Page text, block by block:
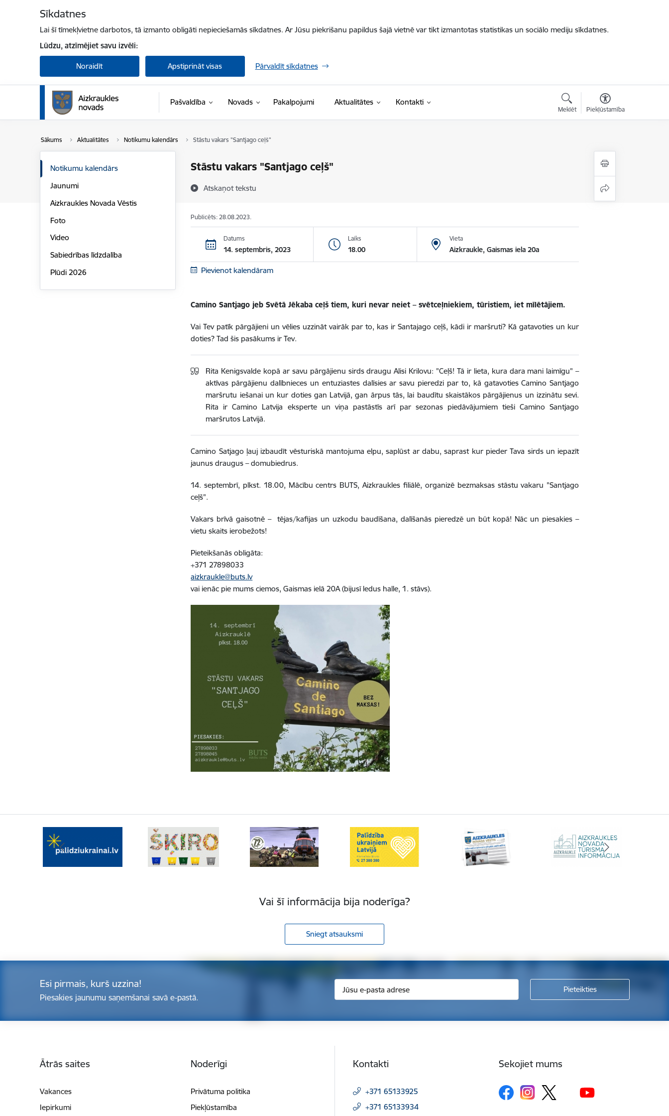
Sīkdatnes
Lai šī tīmekļvietne darbotos, tā izmanto obligāti nepieciešamās sīkdatnes. Ar Jūsu piekrišanu papildus šajā vietnē var tikt izmantotas statistikas un sociālo mediju sīkdatnes.
Lūdzu, atzīmējiet savu izvēli:
Noraidīt Apstiprināt visas Pārvaldīt sīkdatnes
Pašvaldība Novads Pakalpojumi Aktualitātes Kontakti
Meklēt Piekļūstamība
Sākums Aktualitātes Notikumu kalendārs Stāstu vakars "Santjago ceļš"
Stāstu vakars "Santjago ceļš"
Atskaņot tekstu
Notikumu kalendārs
Jaunumi
Aizkraukles Novada Vēstis
Foto
Video
Sabiedrības līdzdalība
Plūdi 2026
Publicēts: 28.08.2023.
Datums
14. septembris, 2023
Laiks
18.00
Vieta
Aizkraukle, Gaismas iela 20a
Pievienot kalendāram
Camino Santjago jeb Svētā Jēkaba ceļš tiem, kuri nevar neiet – svētceļniekiem, tūristiem, iet mīlētājiem.
Vai Tev patīk pārgājieni un vēlies uzzināt vairāk par to, kas ir Santajago ceļš, kādi ir maršruti? Kā gatavoties un kur
doties? Tad šis pasākums ir Tev.
Rita Kenigsvalde kopā ar savu pārgājienu sirds draugu Alisi Krilovu: "Ceļš! Tā ir lieta, kura dara mani laimīgu" –
aktīvas pārgājienu dalībnieces un entuziastes dalīsies ar savu pieredzi par to, kā gatavoties Camino Santjago
maršrutu iešanai un kur doties gan Latvijā, gan ārpus tās, lai baudītu skaistākos pārgājienus un izzinātu sevi.
Rita ir Camino Latvija eksperte un viņa pastāstīs arī par sezonas piedāvājumiem tieši Camino Santjago
maršrutos Latvijā.
Camino Satjago ļauj izbaudīt vēsturiskā mantojuma elpu, saplūst ar dabu, saprast kur pieder Tava sirds un iepazīt
jaunus draugus – domubiedrus.
14. septembrī, plkst. 18.00, Mācību centrs BUTS, Aizkraukles filiālē, organizē bezmaksas stāstu vakaru "Santjago
ceļš".
Vakars brīvā gaisotnē – tējas/kafijas un uzkodu baudīšana, dalīšanās pieredzē un būt kopā! Nāc un piesakies –
vietu skaits ierobežots!
Pieteikšanās obligāta:
+37127898033
aizkraukle@buts.lv
vai ienāc pie mums ciemos, Gaismas ielā 20A (bijusī ledus halle, 1. stāvs).
Vai šī informācija bija noderīga?
Sniegt atsauksmi
Esi pirmais, kurš uzzina!
Piesakies jaunumu saņemšanai savā e-pastā.
Ātrās saites
Vakances
Iepirkumi
Noderīgi
Privātuma politika
Piekļūstamība
Kontakti
+371 65133925
+371 65133934
Sekojiet mums